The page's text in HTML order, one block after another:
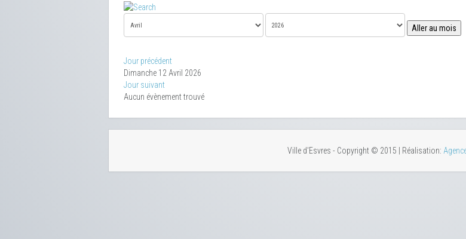
Aller au mois
Jour précédent
Dimanche 12 Avril 2026
Jour suivant
Aucun évènement trouvé
Ville d'Esvres - Copyright © 2015 | Réalisation: